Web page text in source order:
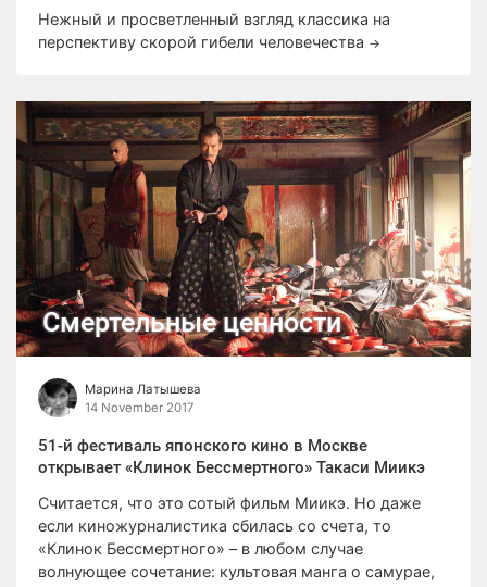
Нежный и просветленный взгляд классика на
перспективу скорой гибели человечества →
Смертельные ценности
Марина Латышева
14 November 2017
51-й фестиваль японского кино в Москве
открывает «Клинок Бессмертного» Такаси Миикэ
Считается, что это сотый фильм Миикэ. Но даже
если киножурналистика сбилась со счета, то
«Клинок Бессмертного» – в любом случае
волнующее сочетание: культовая манга о самурае,